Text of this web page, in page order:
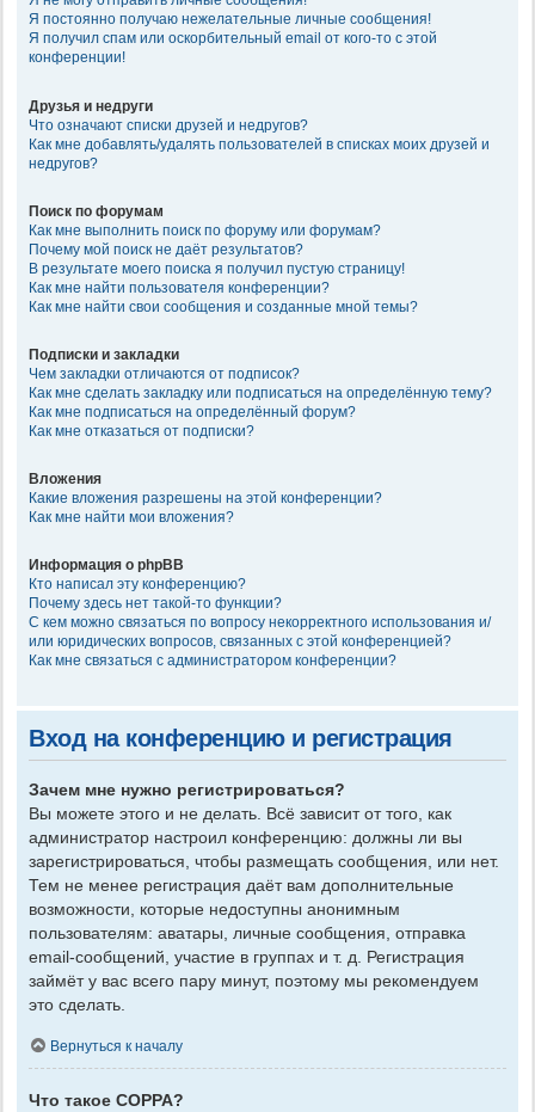
Я постоянно получаю нежелательные личные сообщения!
Я получил спам или оскорбительный email от кого-то с этой
конференции!
Друзья и недруги
Что означают списки друзей и недругов?
Как мне добавлять/удалять пользователей в списках моих друзей и
недругов?
Поиск по форумам
Как мне выполнить поиск по форуму или форумам?
Почему мой поиск не даёт результатов?
В результате моего поиска я получил пустую страницу!
Как мне найти пользователя конференции?
Как мне найти свои сообщения и созданные мной темы?
Подписки и закладки
Чем закладки отличаются от подписок?
Как мне сделать закладку или подписаться на определённую тему?
Как мне подписаться на определённый форум?
Как мне отказаться от подписки?
Вложения
Какие вложения разрешены на этой конференции?
Как мне найти мои вложения?
Информация о phpBB
Кто написал эту конференцию?
Почему здесь нет такой-то функции?
С кем можно связаться по вопросу некорректного использования и/
или юридических вопросов, связанных с этой конференцией?
Как мне связаться с администратором конференции?
Вход на конференцию и регистрация
Зачем мне нужно регистрироваться?
Вы можете этого и не делать. Всё зависит от того, как
администратор настроил конференцию: должны ли вы
зарегистрироваться, чтобы размещать сообщения, или нет.
Тем не менее регистрация даёт вам дополнительные
возможности, которые недоступны анонимным
пользователям: аватары, личные сообщения, отправка
email-сообщений, участие в группах и т. д. Регистрация
займёт у вас всего пару минут, поэтому мы рекомендуем
это сделать.
Вернуться к началу
Что такое COPPA?